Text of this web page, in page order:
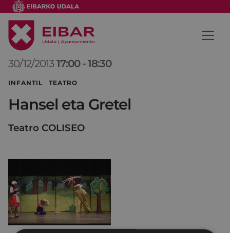
30/12/2013 17:00 -18:30
INFANTIL TEATRO
Hansel eta Gretel
Teatro COLISEO